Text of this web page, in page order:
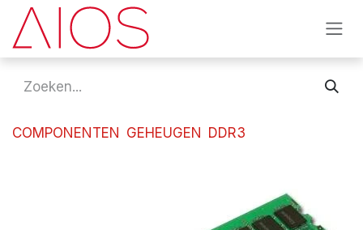
Overslaan naar inhoud
COMPONENTEN GEHEUGEN DDR3